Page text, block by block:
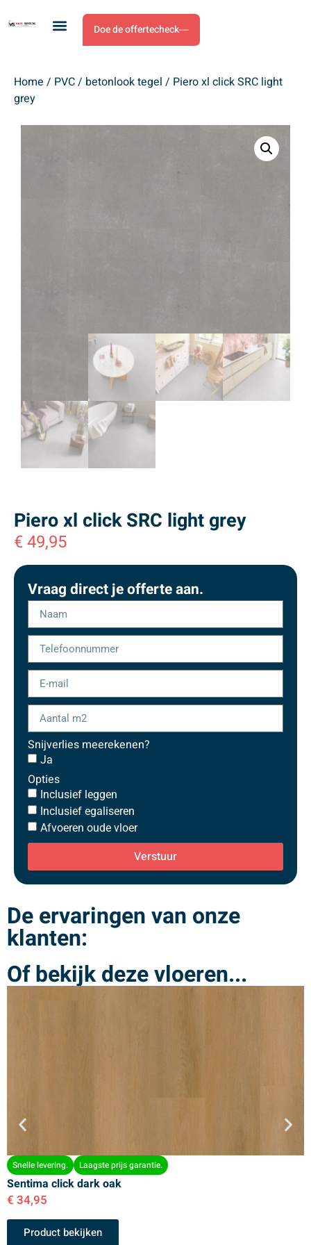
Doe de offertecheck
Home / PVC/ betonlook tegel / Piero xl click SRC light
grey
Piero xl click SRC light grey
€49,95
Vraag direct je offerte aan.
Snijverlies meerekenen?
Ja
Opties
Inclusief leggen
Inclusief egaliseren
Afvoeren oude vloer
Verstuur
De ervaringen van onze
klanten:
Of bekijk deze vloeren...
Snelle levering. Laagste prijs garantie.
Sentima click dark oak
€ 34,95
Product bekijken